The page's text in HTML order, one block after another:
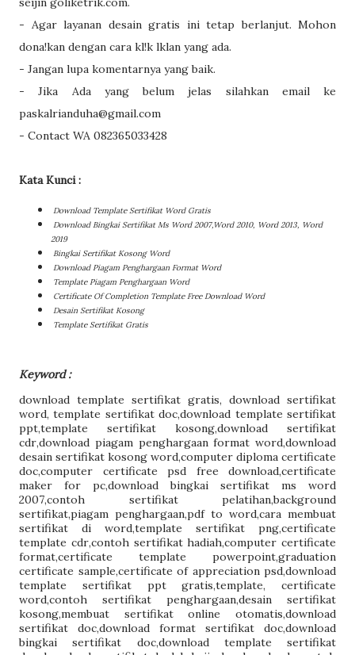
- Agar layanan desain gratis ini tetap berlanjut. Mohon
dona!kan dengan cara kl!k lklan yang ada.
- Jangan lupa komentarnya yang baik.
- Jika Ada yang belum jelas silahkan email ke
paskalrianduha@gmail.com
- Contact WA 082365033428
Kata Kunci :
Download Template Sertifikat Word Gratis
Download Bingkai Sertifikat Ms Word 2007,Word 2010, Word 2013, Word
2019
Bingkai Sertifikat Kosong Word
Download Piagam Penghargaan Format Word
Template Piagam Penghargaan Word
Certificate Of Completion Template Free Download Word
Desain Sertifikat Kosong
Template Sertifikat Gratis
Keyword :
download template sertifikat gratis, download sertifikat
word,template sertifikat doc,download template sertifikat
ppt,template sertifikat kosong,download sertifikat
cdr,download piagam penghargaan format word,download
desain sertifikat kosong word,computer diploma certificate
doc,computer certificate psd free download,certificate
maker for pc,download bingkai sertifikat ms word
2007,contoh sertifikat pelatihan,background
sertifikat,piagam penghargaan,pdf to word,cara membuat
sertifikat di word,template sertifikat png,certificate
template cdr,contoh sertifikat hadiah,computer certificate
format,certificate template powerpoint,graduation
certificate sample,certificate of appreciation psd,download
template sertifikat ppt gratis,template, certificate
word,contoh sertifikat penghargaan,desain sertifikat
kosong,membuat sertifikat online otomatis,download
sertifikat doc,download format sertifikat doc,download
bingkai sertifikat doc,download template sertifikat